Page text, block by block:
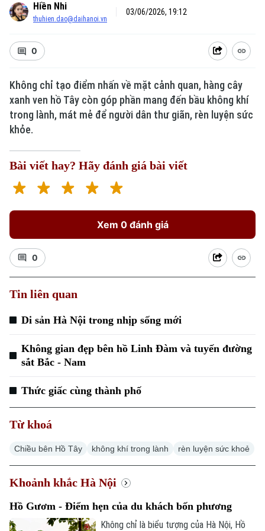
Xu hướng
Chuyên mục
Thời sự
Chính trị
Hà Nội
Người Hà Nội
Thế giới
Hiền Nhi
thuhien.dao@daihanoi.vn
03/06/2026, 19:12
0
Không chỉ tạo điểm nhấn về mặt cảnh quan, hàng cây
xanh ven hồ Tây còn góp phần mang đến bầu không khí
trong lành, mát mẻ để người dân thư giãn, rèn luyện sức
khỏe.
Bài viết hay? Hãy đánh giá bài viết
Xem 0 đánh giá
0
Tin liên quan
Di sản Hà Nội trong nhịp sống mới
Không gian đẹp bên hồ Linh Đàm và tuyến đường
sắt Bắc - Nam
Thức giấc cùng thành phố
Từ khoá
Chiều bên Hồ Tây không khí trong lành rèn luyện sức khoẻ
Khoảnh khắc Hà Nội
Hồ Gươm - Điểm hẹn của du khách bốn phương
Không chỉ là biểu tượng của Hà Nội, Hồ